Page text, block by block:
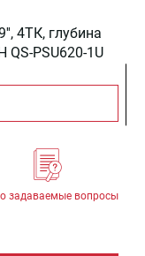
4ТК, глубина
QS-PSU620-1U
задаваемые вопросы